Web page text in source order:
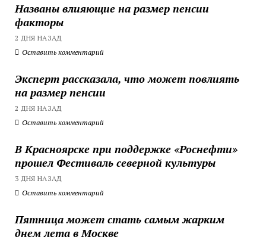
Названы влияющие на размер пенсии
факторы
2 ДНЯ НАЗАД
Оставить комментарий
Эксперт рассказала, что может повлиять
на размер пенсии
2 ДНЯ НАЗАД
Оставить комментарий
В Красноярске при поддержке «Роснефти»
прошел Фестиваль северной культуры
3 ДНЯ НАЗАД
Оставить комментарий
Пятница может стать самым жарким
днем лета в Москве